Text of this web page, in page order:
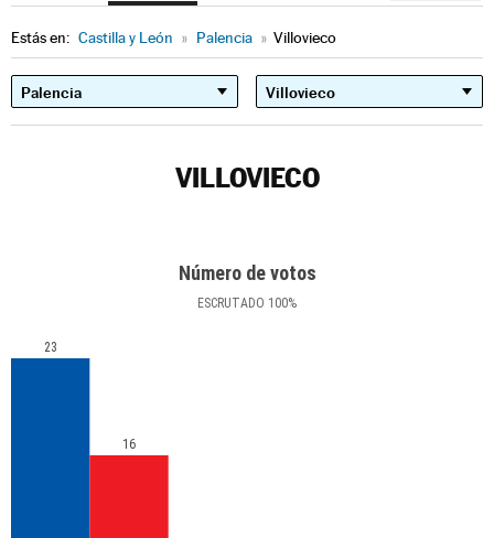
Estás en: Castilla y León » Palencia » Villovieco
VILLOVIECO
Número de votos
ESCRUTADO 100%
23
16